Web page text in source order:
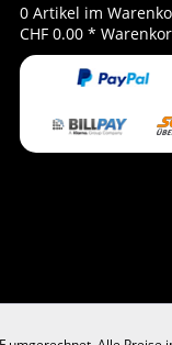
0 Artikel im
CHF 0.00 *